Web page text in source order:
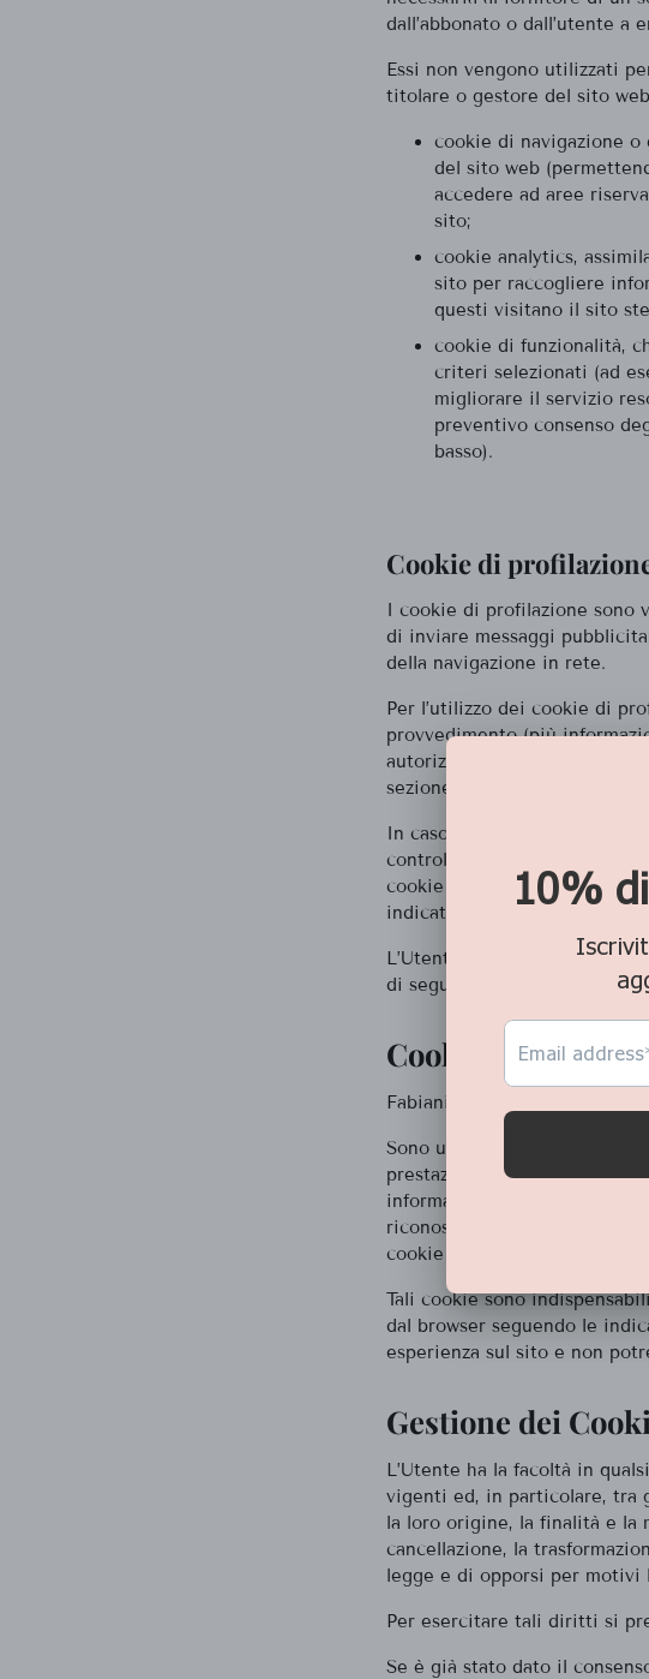
dall’abbonato o dall’utente a
Essi non vengono utilizzati
titolare o gestore del sito
cookie di navigazione o
del sito web
accedere ad aree
sito;
cookie analytics,
sito per raccogliere
questi visitano il sito
cookie di funzionalità,
criteri selezionati (ad
migliorare il servizio
preventivo consenso
basso).
Cookie di
I cookie di profilazione sono
di inviare messaggi
della navigazione in rete.
Per l’utilizzo dei cookie di
provvedimento (più
autorizzare o negare il
sezione “Gestione dei cookie”.
In caso di cookie di terze
controllarli (non può né
cookie attraverso le
indicati nella sezione
L’Utente è pertanto invitato
di seguito.
Cookie installati
Fabiani Gioiellerie usa solo
Sono utili per assicurare il
prestazioni. Queste
informazioni importanti nel
riconoscerti quando ritorni
cookie o altre tecnologie
Tali cookie sono
dal browser seguendo le
esperienza sul sito e non
Gestione dei
L’Utente ha la facoltà in
vigenti ed, in particolare, tra
la loro origine, la finalità e la
cancellazione, la
legge e di opporsi per
Per esercitare tali diritti si
Se è già stato dato il